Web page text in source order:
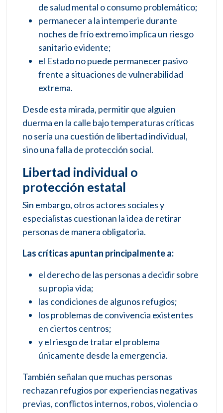
de salud mental o consumo problemático;
permanecer a la intemperie durante
noches de frío extremo implica un riesgo
sanitario evidente;
el Estado no puede permanecer pasivo
frente a situaciones de vulnerabilidad
extrema.
Desde esta mirada, permitir que alguien
duerma en la calle bajo temperaturas críticas
no sería una cuestión de libertad individual,
sino una falla de protección social.
Libertad individual o
protección estatal
Sin embargo, otros actores sociales y
especialistas cuestionan la idea de retirar
personas de manera obligatoria.
Las críticas apuntan principalmente a:
el derecho de las personas a decidir sobre
su propia vida;
las condiciones de algunos refugios;
los problemas de convivencia existentes
en ciertos centros;
y el riesgo de tratar el problema
únicamente desde la emergencia.
También señalan que muchas personas
rechazan refugios por experiencias negativas
previas, conflictos internos, robos, violencia o